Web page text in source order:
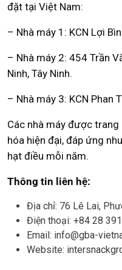
đặt tại Việt Nam:
– Nhà máy 1: KCN Lợi
– Nhà máy 2: 454 Trần
Ninh, Tây Ninh.
– Nhà máy 3: KCN Phan
Các nhà máy được
hóa hiện đại, đáp ứng
hạt điều mỗi năm.
Thông tin liên hệ:
Địa chỉ: 76 Lê Lai,
Điện thoại: +84 28
Email: info@gba-
Website: